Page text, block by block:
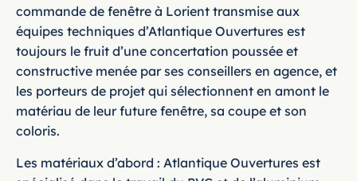
commande de fenêtre à Lorient transmise aux
équipes techniques d’Atlantique Ouvertures est
toujours le fruit d’une concertation poussée et
constructive menée par ses conseillers en agence, et
les porteurs de projet qui sélectionnent en amont le
matériau de leur future fenêtre, sa coupe et son
coloris.
Les matériaux d’abord : Atlantique Ouvertures est